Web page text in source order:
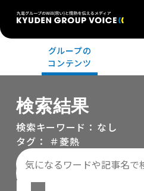
グループの
コンテンツ
検索結果
検索キーワード： なし
タグ： ＃菱熱